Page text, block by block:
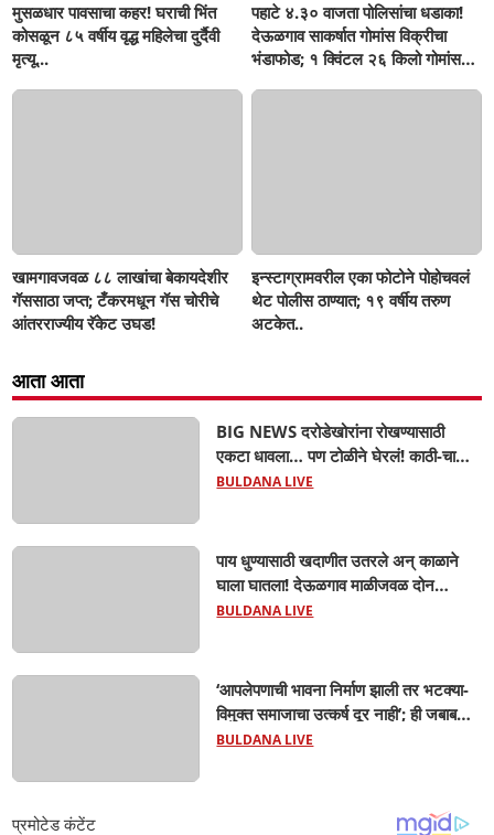
मुसळधार पावसाचा कहर! घराची भिंत
कोसळून ८५ वर्षीय वृद्ध महिलेचा दुर्दैवी
मृत्यू...
पहाटे ४.३० वाजता पोलिसांचा धडाका!
देऊळगाव साकर्षात गोमांस विक्रीचा
भंडाफोड; १ क्विंटल २६ किलो गोमांस
खामगावजवळ ८८ लाखांचा बेकायदेशीर
गॅससाठा जप्त; टँकरमधून गॅस चोरीचे
आंतरराज्यीय रॅकेट उघड!
इन्स्टाग्रामवरील एका फोटोने पोहोचवलं
थेट पोलीस ठाण्यात; १९ वर्षीय तरुण
अटकेत..
आता आता
BIG NEWS दरोडेखोरांना रोखण्यासाठी
एकटा धावला… पण टोळीने घेरलं! काठी-चाकूचे
सपासप वार; ५२ वर्षीय शेतकऱ्याचा दुर्दैवी अंत!
BULDANA LIVE
पाय धुण्यासाठी खदाणीत उतरले अन् काळाने
घाला घातला! देऊळगाव माळीजवळ दोन
चिमुकल्यांचा बुडून दुर्दैवी मृत्यू; कोराडी प्रकल्प
BULDANA LIVE
‘आपलेपणाची भावना निर्माण झाली तर भटक्या-
विमुक्त समाजाचा उत्कर्ष दूर नाही’; ही जबाबदारी
केवळ सरकारची नाही,आपल्या सर्वांची !
BULDANA LIVE